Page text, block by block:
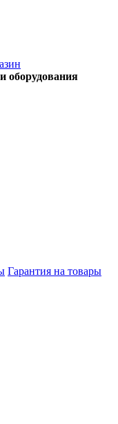
оборудования
Гарантия на товары